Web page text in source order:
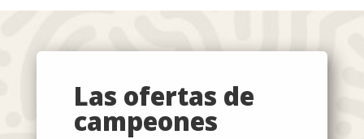
Las ofertas de
campeones